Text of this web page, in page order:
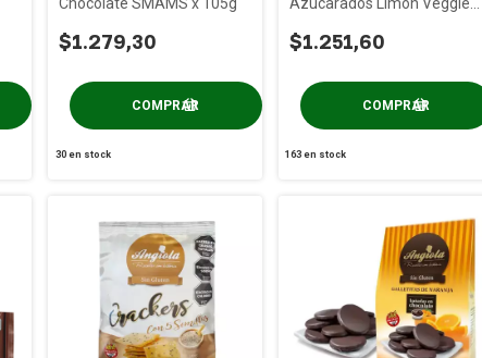
Chocolate SMAMS x 105g
$1.279,30
30en stock
Azucarados Limón Veggies
$1.251,60
163 en stock